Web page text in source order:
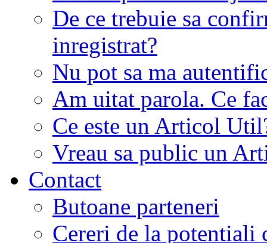
De ce trebuie sa
inregistrat?
Nu pot sa ma
Am uitat parola. Ce
Ce este un Articol
Vreau sa public un
Contact
Butoane parteneri
Cereri de la potentiali